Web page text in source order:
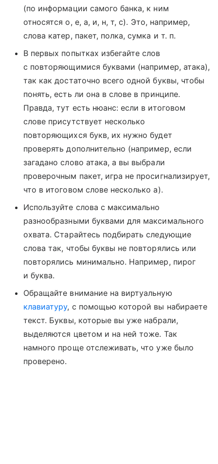
(по информации самого банка, к ним
относятся о, е, а, и, н, т, с). Это, например,
слова катер, пакет, полка, сумка и т. п.
В первых попытках избегайте слов
с повторяющимися буквами (например, атака),
так как достаточно всего одной буквы, чтобы
понять, есть ли она в слове в принципе.
Правда, тут есть нюанс: если в итоговом
слове присутствует несколько
повторяющихся букв, их нужно будет
проверять дополнительно (например, если
загадано слово атака, а вы выбрали
проверочным пакет, игра не просигнализирует,
что в итоговом слове несколько а).
Используйте слова с максимально
разнообразными буквами для максимального
охвата. Старайтесь подбирать следующие
слова так, чтобы буквы не повторялись или
повторялись минимально. Например, пирог
и буква.
Обращайте внимание на виртуальную
клавиатуру, с помощью которой вы набираете
текст. Буквы, которые вы уже набрали,
выделяются цветом и на ней тоже. Так
намного проще отслеживать, что уже было
проверено.